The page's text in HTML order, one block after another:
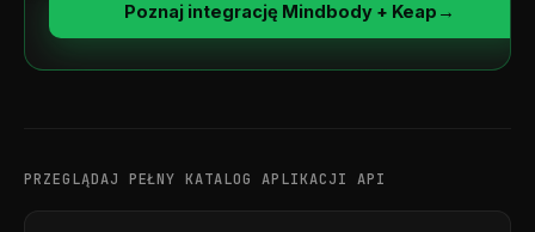
Poznaj integrację Mindbody + Keap →
PRZEGLĄDAJ PEŁNY KATALOG APLIKACJI API